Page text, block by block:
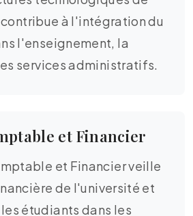
à l'intégration du
l'enseignement, la
services administratifs.
et Financier
et Financier veille
de l'université et
étudiants dans les